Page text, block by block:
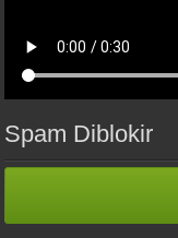
Spam Diblokir